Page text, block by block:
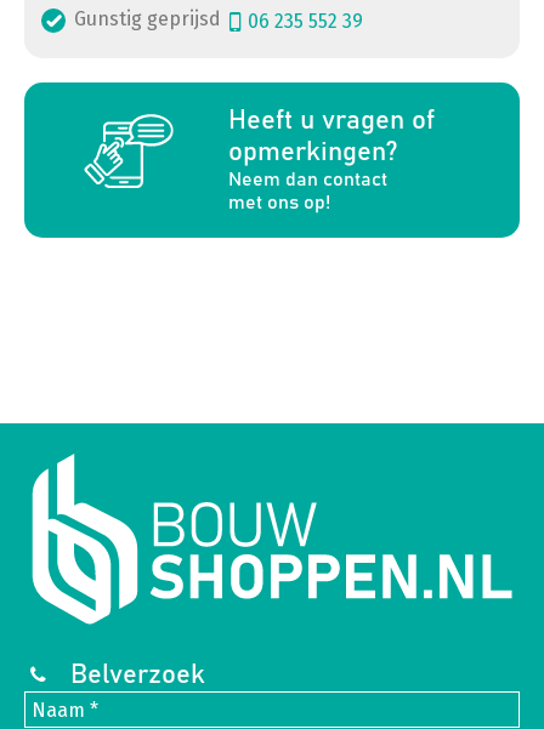
Gunstig geprijsd
06 235 552 39
Heeft u vragen of
opmerkingen?
Neem dan contact
met ons op!
a
Belverzoek